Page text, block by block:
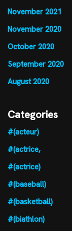
November 2021
November 2020
October 2020
September 2020
August 2020
Categories
#(acteur)
#(actrice,
#(actrice)
#(baseball)
#(basketball)
#(biathlon)